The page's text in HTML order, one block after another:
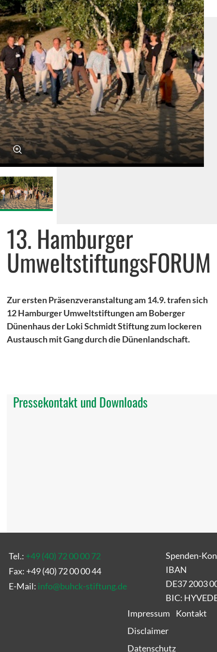
Stipendiatenprogramm
Draußenschule
greenKIDS Neuengamme
NaturEntdecker
Recycling-Lab
Lernwerkstatt der Wildtiere
Lernort Gut Wulfsdorf
Bei Fragen rufen Sie uns gerne unter 040/72 00 00 72 an.
13. Hamburger
UmweltstiftungsFORUM
Zur ersten Präsenzveranstaltung am 14.9. trafen sich
12 Hamburger Umweltstiftungen am Boberger
Dünenhaus der Loki Schmidt Stiftung zum lockeren
Austausch mit Gang durch die Dünenlandschaft.
Pressekontakt und Downloads
Tel.: +49 (40) 72 00 00 72
Fax: +49 (40) 72 00 00 44
E-Mail: info@buhck-stiftung.de
Spenden-
IBAN
DE37 2003
BIC:
Impressum
Disclaimer
Datenschutz
Kontakt